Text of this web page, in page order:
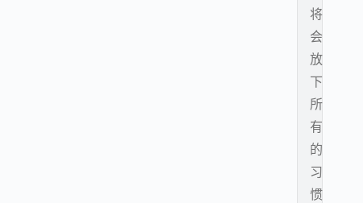
将
会
放
下
所
有
的
习
惯